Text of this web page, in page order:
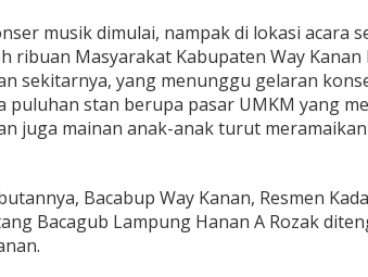
W
a
r
g
a
B
a
g
u
b
musik dimulai, nampak di lokasi acara
ribuan Masyarakat Kabupaten Way Kanan
sekitarnya, yang menunggu gelaran
puluhan stan berupa pasar UMKM yang
juga mainan anak-anak turut
Bacabup Way Kanan, Resmen
Bacagub Lampung Hanan A Rozak